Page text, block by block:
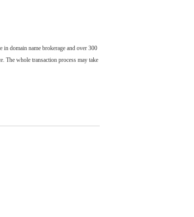
domain name brokerage and over 300
The whole transaction process may take